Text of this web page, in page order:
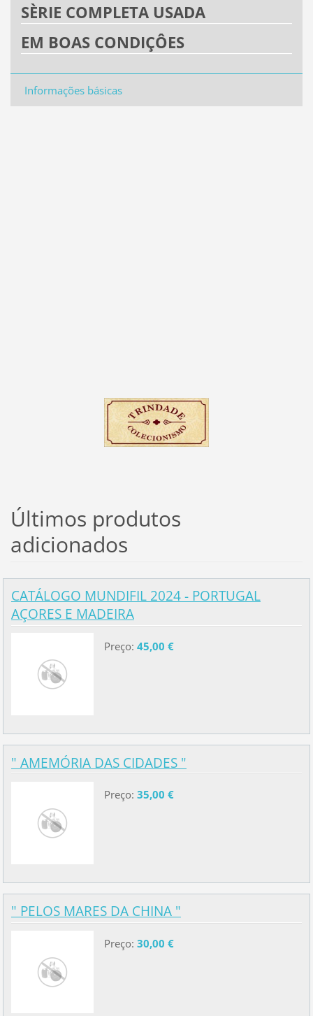
SÈRIE COMPLETA USADA
EM BOAS CONDIÇÔES
Informações básicas
Últimos produtos
adicionados
CATÁLOGO MUNDIFIL 2024 - PORTUGAL
AÇORES E MADEIRA
Preço: 45,00 €
" AMEMÓRIA DAS CIDADES "
Preço: 35,00 €
" PELOS MARES DA CHINA "
Preço: 30,00 €